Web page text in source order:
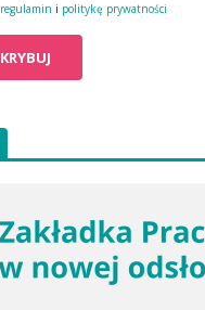
regulamin i politykę prywatności